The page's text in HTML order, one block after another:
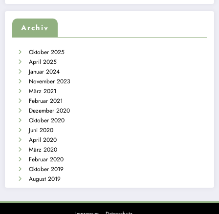
Archiv
Oktober 2025
April 2025
Januar 2024
November 2023
März 2021
Februar 2021
Dezember 2020
Oktober 2020
Juni 2020
April 2020
März 2020
Februar 2020
Oktober 2019
August 2019